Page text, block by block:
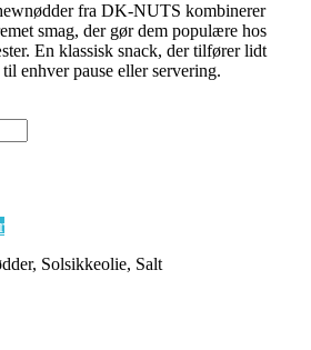
fra DK-NUTS kombinerer
smag, der gør dem populære hos
En klassisk snack, der tilfører lidt
enhver pause eller servering.
Solsikkeolie, Salt